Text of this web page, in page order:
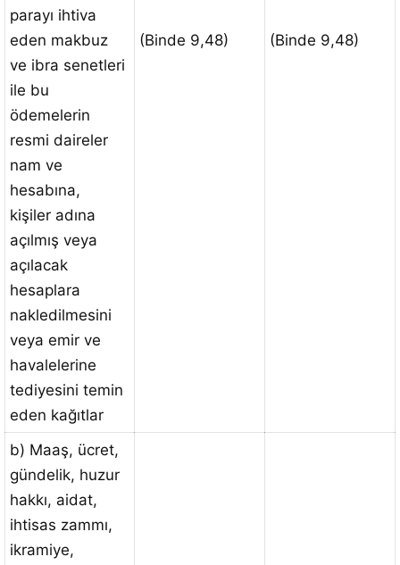
parayı ihtiva
eden makbuz
ve ibra senetleri
ile bu
ödemelerin
resmi daireler
nam ve
hesabına,
kişiler adına
açılmış veya
açılacak
hesaplara
nakledilmesini
veya emir ve
havalelerine
tediyesini temin
eden kağıtlar
(Binde 9,48) (Binde 9,48)
b) Maaş, ücret,
gündelik, huzur
hakkı, aidat,
ihtisas zammı,
ikramiye,